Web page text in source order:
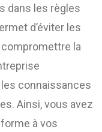
dans les règles
d’éviter les
la
connaissances
Ainsi, vous avez
à vos